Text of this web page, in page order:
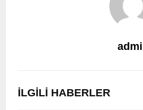
İLGILI HABERLER